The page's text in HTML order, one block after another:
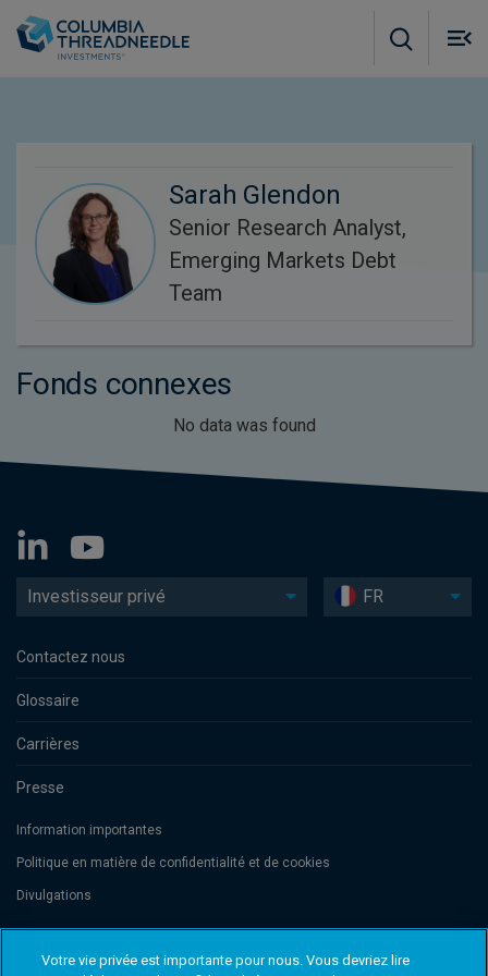
Sarah Glendon
Senior Research Analyst,
Emerging Markets Debt
Team
Fonds connexes
No data was found
Investisseur privé FR
Contactez nous
Glossaire
Carrières
Presse
Information importantes
Politique en matière de confidentialité et de cookies
Divulgations
Threadneedle Management Luxembourg S.A., registered with the Registre
Votre vie privée est importante pour nous. Vous devriez lire